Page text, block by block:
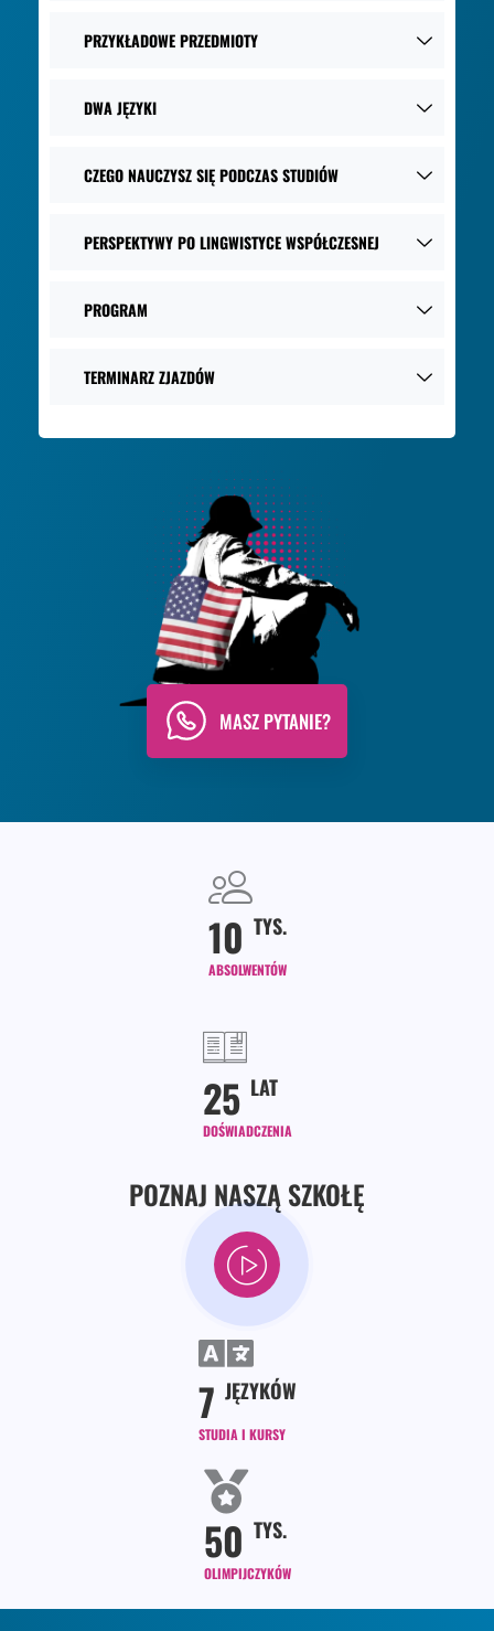
PRZYKŁADOWE PRZEDMIOTY
DWA JĘZYKI
CZEGO NAUCZYSZ SIĘ PODCZAS STUDIÓW
PERSPEKTYWY PO LINGWISTYCE WSPÓŁCZESNEJ
PROGRAM
TERMINARZ ZJAZDÓW
MASZ PYTANIE?
10 TYS.
ABSOLWENTÓW
25 LAT
DOŚWIADCZENIA
POZNAJ NASZĄ SZKOŁĘ
7 JĘZYKÓW
STUDIA I KURSY
50 TYS.
OLIMPIJCZYKÓW